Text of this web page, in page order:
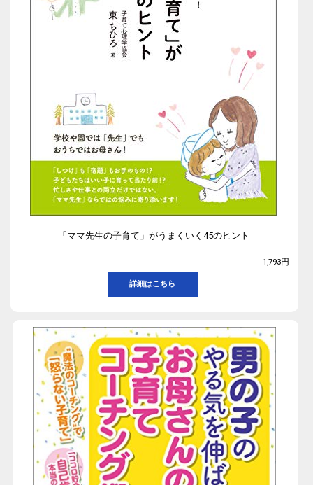
「ママ先生の子育て」がうまくいく45のヒント
1,793円
詳細はこちら